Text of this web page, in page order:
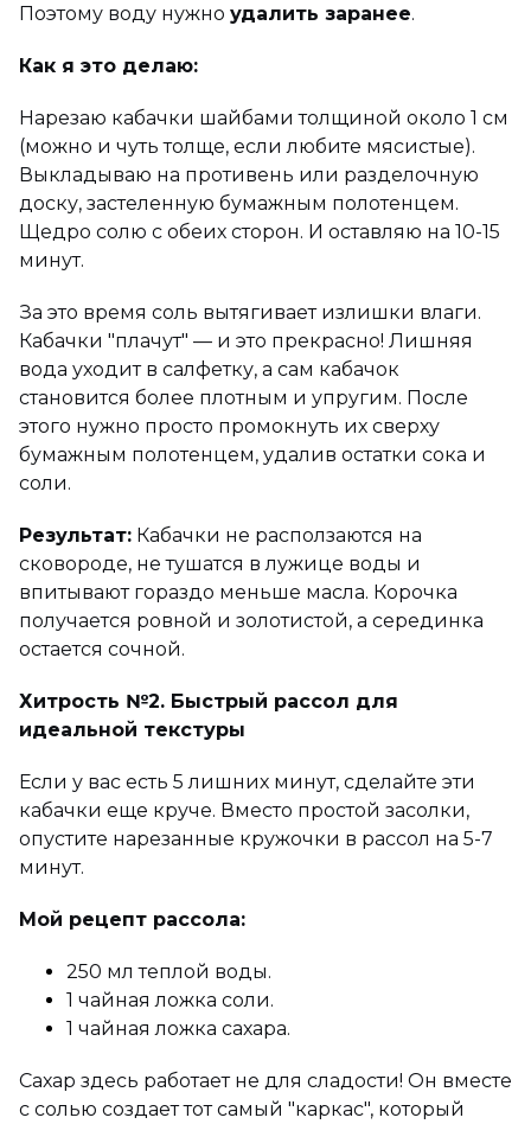
Поэтому воду нужно удалить заранее.
Как я это делаю:
Нарезаю кабачки шайбами толщиной около 1 см
(можно и чуть толще, если любите мясистые).
Выкладываю на противень или разделочную
доску, застеленную бумажным полотенцем.
Щедро солю с обеих сторон. И оставляю на 10-15
минут.
За это время соль вытягивает излишки влаги.
Кабачки "плачут" — и это прекрасно! Лишняя
вода уходит в салфетку, а сам кабачок
становится более плотным и упругим. После
этого нужно просто промокнуть их сверху
бумажным полотенцем, удалив остатки сока и
соли.
Результат: Кабачки не расползаются на
сковороде, не тушатся в лужице воды и
впитывают гораздо меньше масла. Корочка
получается ровной и золотистой, а серединка
остается сочной.
Хитрость №2. Быстрый рассол для
идеальной текстуры
Если у вас есть 5 лишних минут, сделайте эти
кабачки еще круче. Вместо простой засолки,
опустите нарезанные кружочки в рассол на 5-7
минут.
Мой рецепт рассола:
250 мл теплой воды.
1 чайная ложка соли.
1 чайная ложка сахара.
Сахар здесь работает не для сладости! Он вместе
с солью создает тот самый "каркас", который